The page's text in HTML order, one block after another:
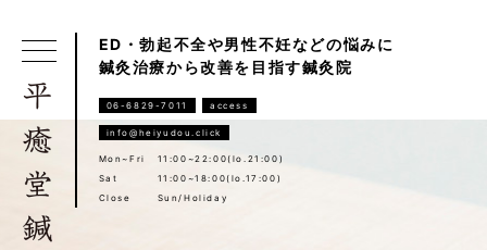
ED・勃起不全や男性不妊などの悩みに
鍼灸治療から改善を目指す鍼灸院
06-6829-7011 access
info@heiyudou.click
Mon~Fri
11:00~22:00(lo.21:00)
Sat
11:00~18:00(lo.17:00)
Close
Sun/Holiday